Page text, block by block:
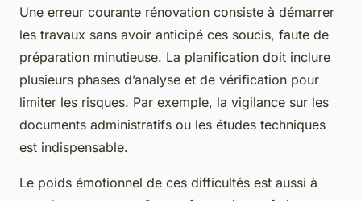
Une erreur courante rénovation consiste à démarrer
les travaux sans avoir anticipé ces soucis, faute de
préparation minutieuse. La planification doit inclure
plusieurs phases d’analyse et de vérification pour
limiter les risques. Par exemple, la vigilance sur les
documents administratifs ou les études techniques
est indispensable.
Le poids émotionnel de ces difficultés est aussi à